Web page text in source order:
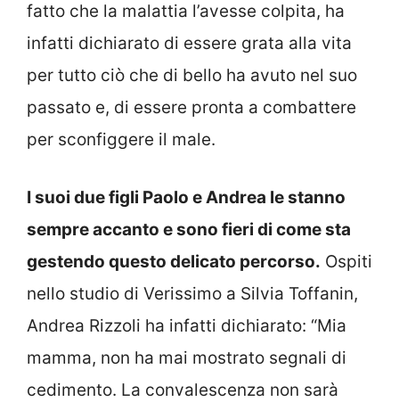
fatto che la malattia l’avesse colpita, ha
infatti dichiarato di essere grata alla vita
per tutto ciò che di bello ha avuto nel suo
passato e, di essere pronta a combattere
per sconfiggere il male.
I suoi due figli Paolo e Andrea le stanno
sempre accanto e sono fieri di come sta
gestendo questo delicato percorso. Ospiti
nello studio di Verissimo a Silvia Toffanin,
Andrea Rizzoli ha infatti dichiarato: “Mia
mamma, non ha mai mostrato segnali di
cedimento. La convalescenza non sarà